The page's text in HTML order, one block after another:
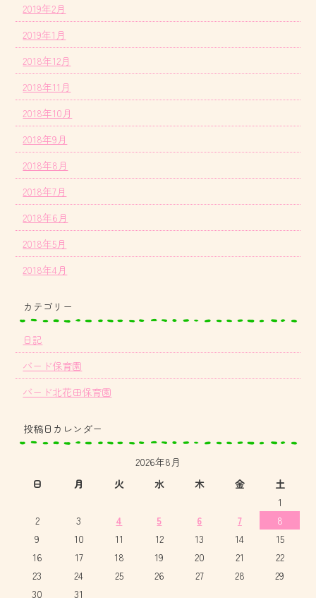
2019年2月
2019年1月
2018年12月
2018年11月
2018年10月
2018年9月
2018年8月
2018年7月
2018年6月
2018年5月
2018年4月
カテゴリー
日記
バード保育園
バード北花田保育園
投稿日カレンダー
2026年8月
日
月 火 水 木 金
土
1
2
3 4 5 6 7
8
9
10 11 12 13 14
15
16
17 18 19 20 21
22
23
24 25 26 27 28
29
30
31